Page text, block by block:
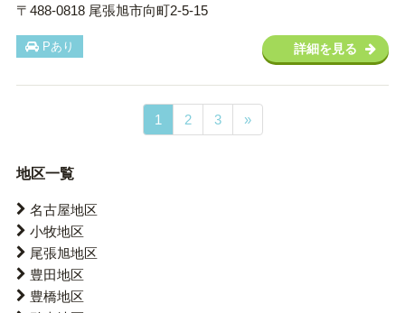
〒488-0818 尾張旭市向町2-5-15
Pあり 詳細を見る
1 2 3 »
地区一覧
名古屋地区
小牧地区
尾張旭地区
豊田地区
豊橋地区